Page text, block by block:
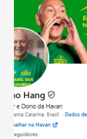
Salário para um
país tem a menor
Ainda segundo a
bares e
registraram
estabelecimentos
do observado no
novembro. Em